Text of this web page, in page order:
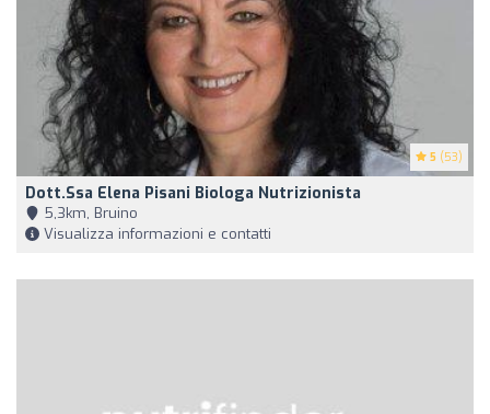
5 (53)
Dott.ssa Elena Pisani Biologa Nutrizionista
5,3km, Bruino
Visualizza informazioni e contatti